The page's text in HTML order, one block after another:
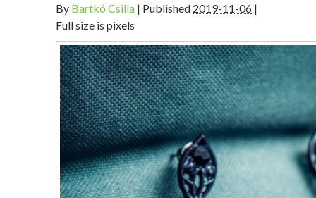
By Bartkó Csilla | Published 2019-11-06 |
Full size is pixels